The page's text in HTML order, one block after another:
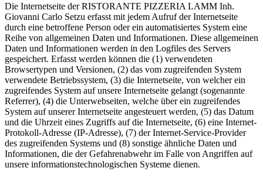
Die Internetseite der RISTORANTE PIZZERIA LAMM Inh.
Giovanni Carlo Setzu erfasst mit jedem Aufruf der Internetseite
durch eine betroffene Person oder ein automatisiertes System eine
Reihe von allgemeinen Daten und Informationen. Diese allgemeinen
Daten und Informationen werden in den Logfiles des Servers
gespeichert. Erfasst werden können die (1) verwendeten
Browsertypen und Versionen, (2) das vom zugreifenden System
verwendete Betriebssystem, (3) die Internetseite, von welcher ein
zugreifendes System auf unsere Internetseite gelangt (sogenannte
Referrer), (4) die Unterwebseiten, welche über ein zugreifendes
System auf unserer Internetseite angesteuert werden, (5) das Datum
und die Uhrzeit eines Zugriffs auf die Internetseite, (6) eine Internet-
Protokoll-Adresse (IP-Adresse), (7) der Internet-Service-Provider
des zugreifenden Systems und (8) sonstige ähnliche Daten und
Informationen, die der Gefahrenabwehr im Falle von Angriffen auf
unsere informationstechnologischen Systeme dienen.